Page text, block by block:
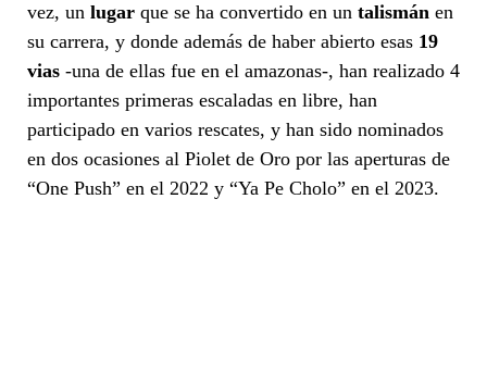
vez, un lugar que se ha convertido en un talismán en
su carrera, y donde además de haber abierto esas 19
vias -una de ellas fue en el amazonas-, han realizado 4
importantes primeras escaladas en libre, han
participado en varios rescates, y han sido nominados
en dos ocasiones al Piolet de Oro por las aperturas de
“One Push” en el 2022 y “Ya Pe Cholo” en el 2023.